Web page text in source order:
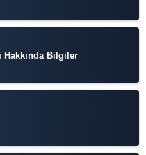
Hakkında Bilgiler